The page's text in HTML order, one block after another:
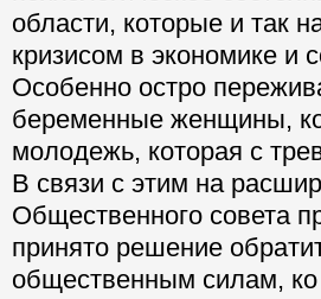
области, которые и так
кризисом в экономике и
Особенно остро
беременные женщины,
молодежь, которая с
В связи с этим на
Общественного совета
принято решение
общественным силам,